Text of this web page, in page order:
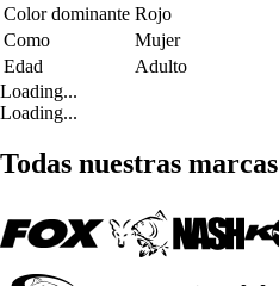
Color dominante Rojo
Como
Mujer
Edad
Adulto
Loading...
Loading...
Todas nuestras marcas